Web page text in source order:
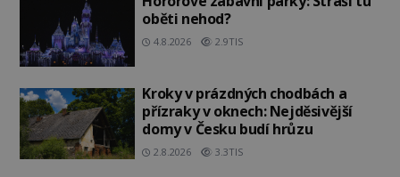
oběti nehod?
4.8.2026 2.9TIS
Kroky v prázdných chodbách a
přízraky v oknech: Nejděsivější
domy v Česku budí hrůzu
2.8.2026 3.3TIS